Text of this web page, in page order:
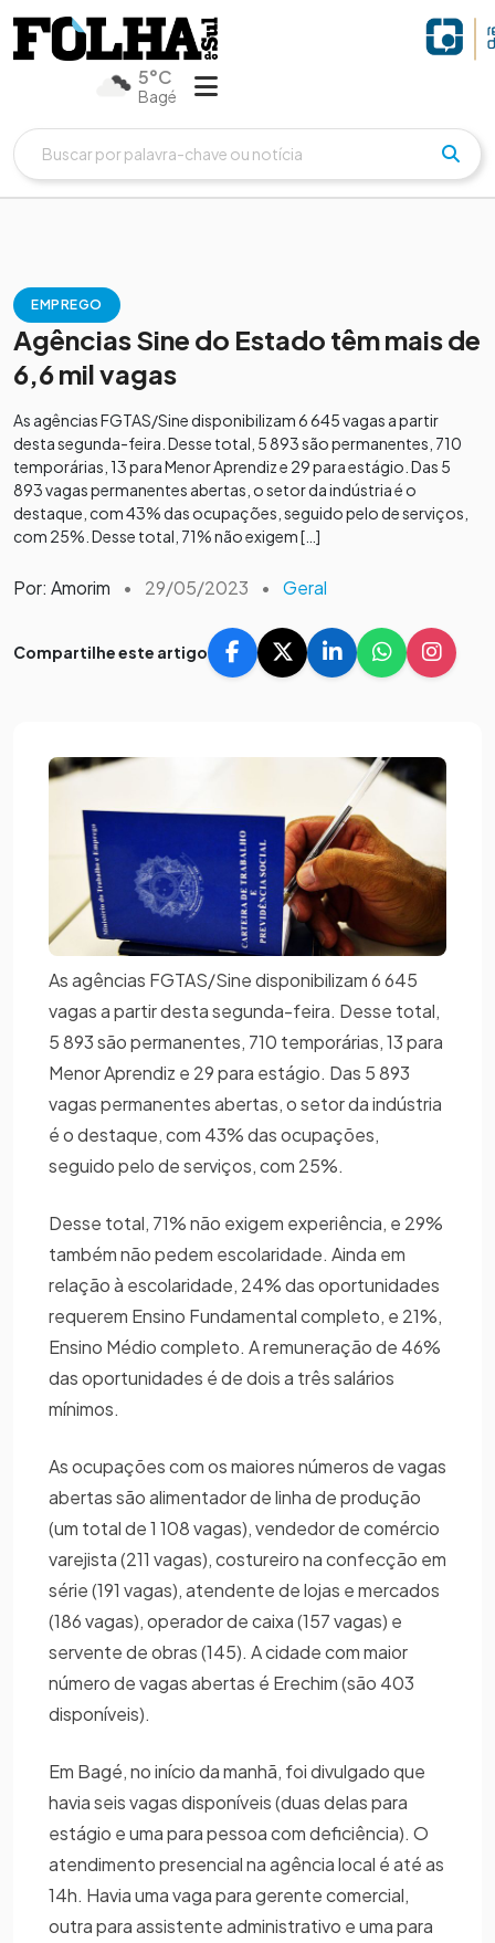
5°C
Bagé
EMPREGO
Agências Sine do Estado têm mais de
6,6 mil vagas
As agências FGTAS/Sine disponibilizam 6 645 vagas a partir
desta segunda-feira. Desse total, 5 893 são permanentes, 710
temporárias, 13 para Menor Aprendiz e 29 para estágio. Das 5
893 vagas permanentes abertas, o setor da indústria é o
destaque, com 43% das ocupações, seguido pelo de serviços,
com 25%. Desse total, 71% não exigem […]
Por: Amorim • 29/05/2023 • Geral
Compartilhe este artigo
As agências FGTAS/Sine disponibilizam 6 645
vagas a partir desta segunda-feira. Desse total,
5 893 são permanentes, 710 temporárias, 13 para
Menor Aprendiz e 29 para estágio. Das 5 893
vagas permanentes abertas, o setor da indústria
é o destaque, com 43% das ocupações,
seguido pelo de serviços, com 25%.
Desse total, 71% não exigem experiência, e 29%
também não pedem escolaridade. Ainda em
relação à escolaridade, 24% das oportunidades
requerem Ensino Fundamental completo, e 21%,
Ensino Médio completo. A remuneração de 46%
das oportunidades é de dois a três salários
mínimos.
As ocupações com os maiores números de vagas
abertas são alimentador de linha de produção
(um total de 1 108 vagas), vendedor de comércio
varejista (211 vagas), costureiro na confecção em
série (191 vagas), atendente de lojas e mercados
(186 vagas), operador de caixa (157 vagas) e
servente de obras (145). A cidade com maior
número de vagas abertas é Erechim (são 403
disponíveis).
Em Bagé, no início da manhã, foi divulgado que
havia seis vagas disponíveis (duas delas para
estágio e uma para pessoa com deficiência). O
atendimento presencial na agência local é até as
14h. Havia uma vaga para gerente comercial,
outra para assistente administrativo e uma para